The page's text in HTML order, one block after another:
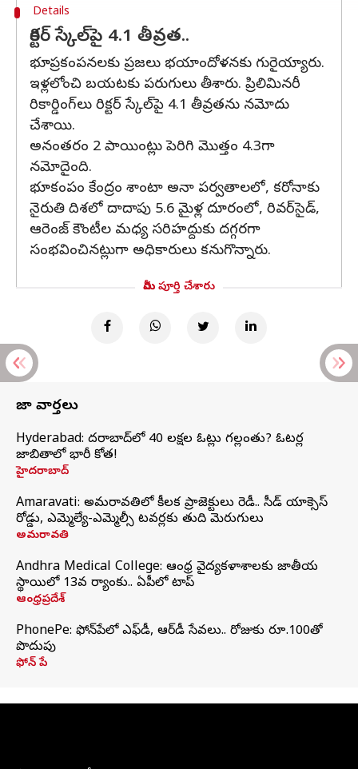
Details
రిక్టర్ స్కేల్‌పై 4.1 తీవ్రత..
భూప్రకంపనలకు ప్రజలు భయాందోళనకు గురైయ్యారు.
ఇళ్లలోంచి బయటకు పరుగులు తీశారు. ప్రిలిమినరీ
రికార్డింగ్‌లు రిక్టర్ స్కేల్‌పై 4.1 తీవ్రతను నమోదు
చేశాయి.
అనంతరం 2 పాయింట్లు పెరిగి మొత్తం 4.3గా
నమోదైంది.
భూకంపం కేంద్రం శాంటా అనా పర్వతాలలో, కరోనాకు
నైరుతి దిశలో దాదాపు 5.6 మైళ్ల దూరంలో, రివర్‌సైడ్,
ఆరెంజ్ కౌంటీల మధ్య సరిహద్దుకు దగ్గరగా
సంభవించినట్లుగా అధికారులు కనుగొన్నారు.
మీరు పూర్తి చేశారు
తాజా వార్తలు
Hyderabad: హైదరాబాద్‌లో 40 లక్షల ఓట్లు గల్లంతు? ఓటర్ల
జాబితాలో భారీ కోత!
హైదరాబాద్
Amaravati: అమరావతిలో కీలక ప్రాజెక్టులు రెడీ.. సీడ్‌ యాక్సెస్‌
రోడ్డు, ఎమ్మెల్యే-ఎమ్మెల్సీ టవర్లకు తుది మెరుగులు
అమరావతి
Andhra Medical College: ఆంధ్ర వైద్యకళాశాలకు జాతీయ
స్థాయిలో 13వ ర్యాంకు.. ఏపీలో టాప్
ఆంధ్రప్రదేశ్
PhonePe: ఫోన్‌పేలో ఎఫ్‌డీ, ఆర్‌డీ సేవలు.. రోజుకు రూ.100తో
పొదుపు
ఫోన్‌ పే